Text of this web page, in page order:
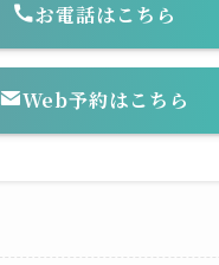
お電話はこちら
Web予約はこちら